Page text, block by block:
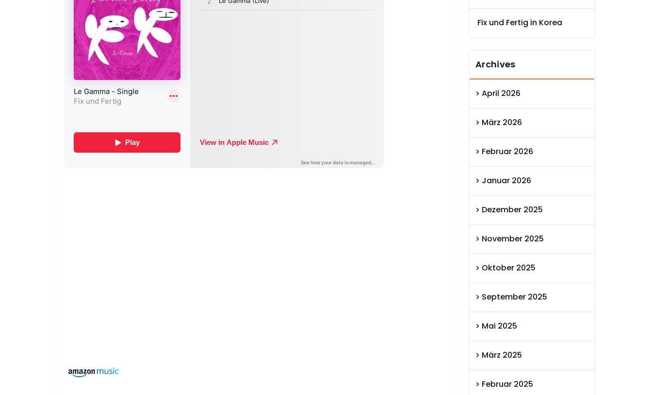
Fix und Fertig in Korea
Archives
April 2026
März 2026
Februar 2026
Januar 2026
Dezember 2025
November 2025
Oktober 2025
September 2025
Mai 2025
März 2025
Februar 2025